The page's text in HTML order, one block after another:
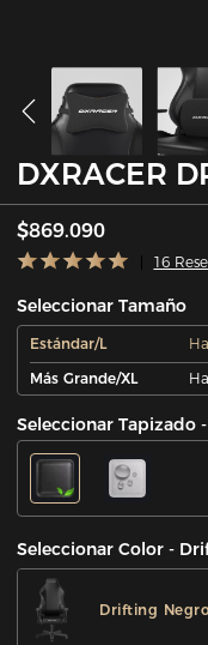
DXRACER
$869.090
16
Seleccionar Tamaño
Estándar/L
Más Grande/XL
Seleccionar Tapizado
Seleccionar Color -
Drifting Negro